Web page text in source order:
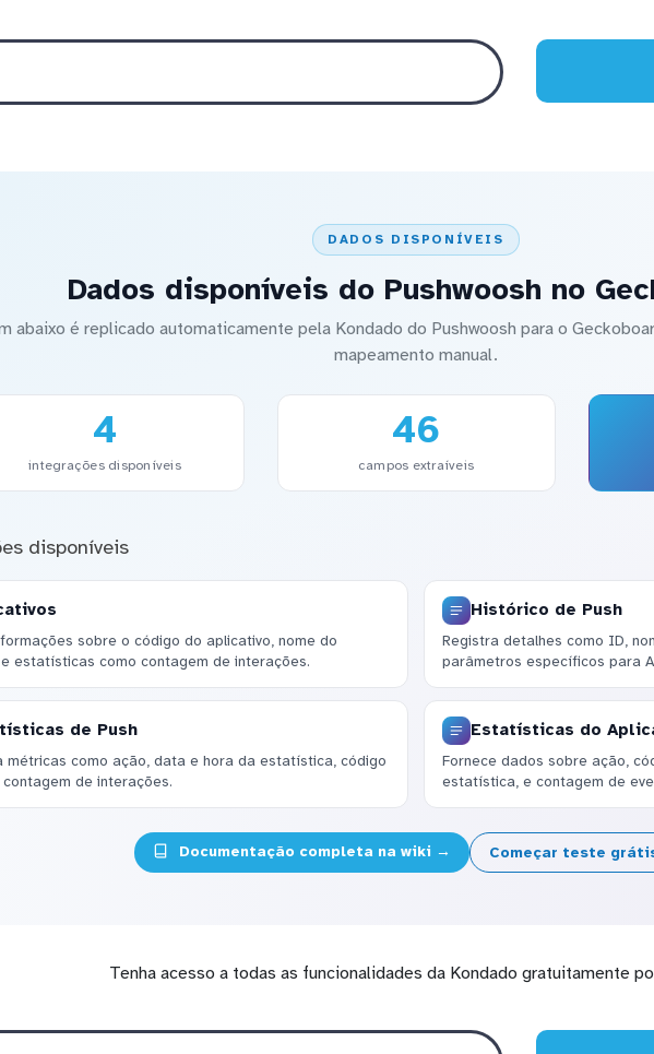
DADOS DISPONÍVEIS
Dados disponíveis do Pushwoosh no
abaixo é replicado automaticamente pela Kondado do Pushwoosh para o
mapeamento manual.
4
integrações disponíveis
46
campos extraíveis
disponíveis
sobre o código do aplicativo, nome do
estatísticas como contagem de interações.
Histórico de Push
Registra detalhes como ID,
parâmetros específicos para
de Push
métricas como ação, data e hora da estatística, código
de interações.
Estatísticas do
Fornece dados sobre ação,
estatística, e contagem de
Documentação completa na wiki → Começar teste
Tenha acesso a todas as funcionalidades da Kondado gratuitamente